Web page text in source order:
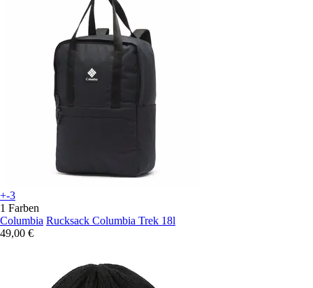
+-3
1 Farben
Columbia Rucksack Columbia Trek 18l
49,00 €